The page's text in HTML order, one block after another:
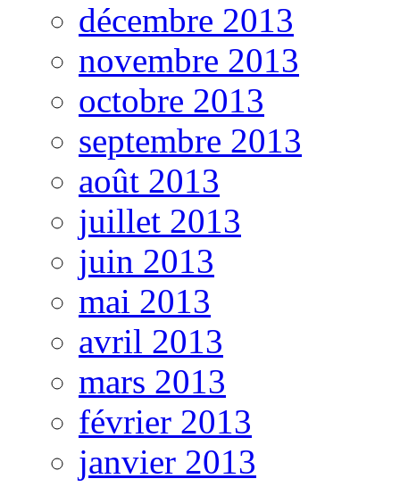
décembre 2013
novembre 2013
octobre 2013
septembre 2013
août 2013
juillet 2013
juin 2013
mai 2013
avril 2013
mars 2013
février 2013
janvier 2013